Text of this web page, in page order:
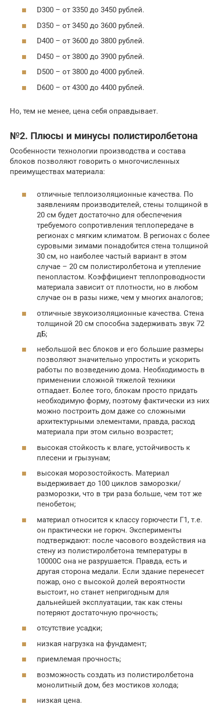
D300 – от 3350 до 3450 рублей.
D350 – от 3450 до 3600 рублей.
D400 – от 3600 до 3800 рублей.
D450 – от 3800 до 3900 рублей.
D500 – от 3800 до 4000 рублей.
D600 – от 4300 до 4400 рублей.
Но, тем не менее, цена себя оправдывает.
№2. Плюсы и минусы полистиролбетона
Особенности технологии производства и состава
блоков позволяют говорить о многочисленных
преимуществах материала:
отличные теплоизоляционные качества. По
заявлениям производителей, стены толщиной в
20 см будет достаточно для обеспечения
требуемого сопротивления теплопередаче в
регионах с мягким климатом. В регионах с более
суровыми зимами понадобится стена толщиной
30 см, но наиболее частый вариант в этом
случае – 20 см полистиролбетона и утепление
пенопластом. Коэффициент теплопроводности
материала зависит от плотности, но в любом
случае он в разы ниже, чем у многих аналогов;
отличные звукоизоляционные качества. Стена
толщиной 20 см способна задерживать звук 72
дБ;
небольшой вес блоков и его большие размеры
позволяют значительно упростить и ускорить
работы по возведению дома. Необходимость в
применении сложной тяжелой техники
отпадает. Более того, блокам просто придать
необходимую форму, поэтому фактически из них
можно построить дом даже со сложными
архитектурными элементами, правда, расход
материала при этом сильно возрастет;
высокая стойкость к влаге, устойчивость к
плесени и грызунам;
высокая морозостойкость. Материал
выдерживает до 100 циклов заморозки/
разморозки, что в три раза больше, чем тот же
пенобетон;
материал относится к классу горючести Г1, т.е.
он практически не горюч. Эксперименты
подтверждают: после часового воздействия на
стену из полистиролбетона температуры в
10000С она не разрушается. Правда, есть и
другая сторона медали. Если здание перенесет
пожар, оно с высокой долей вероятности
выстоит, но станет непригодным для
дальнейшей эксплуатации, так как стены
потеряют достаточную прочность;
отсутствие усадки;
низкая нагрузка на фундамент;
приемлемая прочность;
возможность создать из полистиролбетона
монолитный дом, без мостиков холода;
низкая цена.